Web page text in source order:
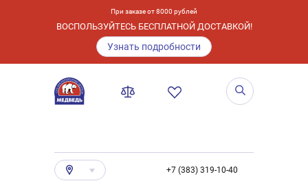
При заказе от 8000 рублей
ВОСПОЛЬЗУЙТЕСЬ БЕСПЛАТНОЙ ДОСТАВКОЙ!
Узнать подробности
+7 (383) 319-10-40